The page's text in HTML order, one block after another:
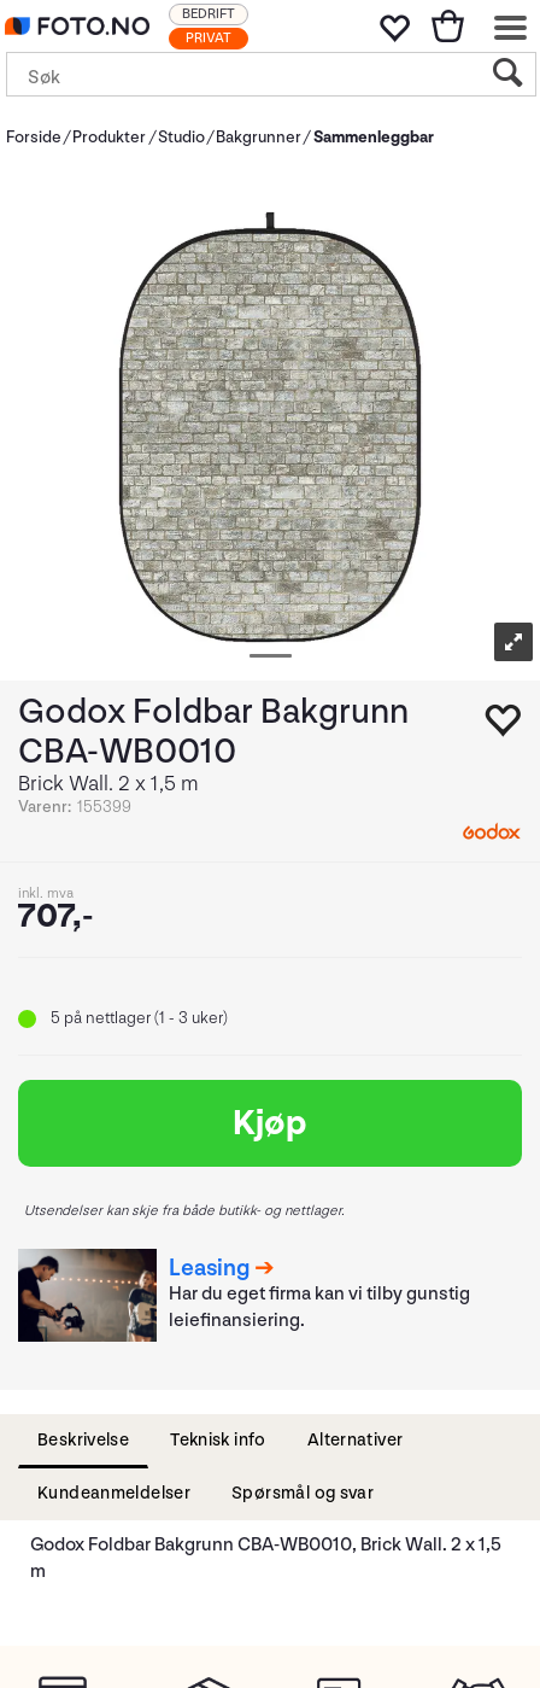
PRIVAT
BEDRIFT
Forside Produkter Studio Bakgrunner Sammenleggbar
Godox Foldbar Bakgrunn
CBA-WB0010
Brick Wall. 2 x 1,5 m
Varenr: 155399
inkl. mva
707,-
5 på nettlager (1 - 3 uker)
Kjøp
Utsendelser kan skje fra både butikk- og nettlager.
Leasing
Har du eget firma kan vi tilby gunstig
leiefinansiering.
Beskrivelse Teknisk info Alternativer
Kundeanmeldelser Spørsmål og svar
Godox Foldbar Bakgrunn CBA-WB0010, Brick Wall. 2 x 1,5
m